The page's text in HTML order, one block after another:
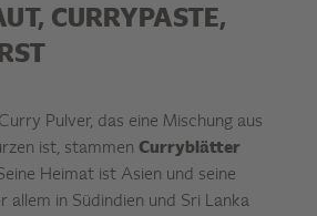
CURRYPASTE,
Pulver, das eine Mischung aus
ist, stammen Curryblätter
Heimat ist Asien und seine
in Südindien und Sri Lanka